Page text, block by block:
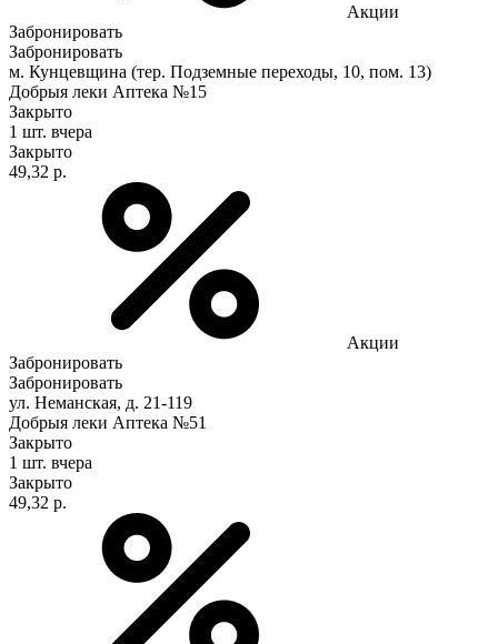
Акции
Забронировать
Забронировать
м. Кунцевщина (тер. Подземные переходы, 10, пом. 13)
Добрыя леки Аптека №15
Закрыто
1 шт. вчера
Закрыто
49,32 р.
Акции
Забронировать
Забронировать
ул. Неманская, д. 21-119
Добрыя леки Аптека №51
Закрыто
1 шт. вчера
Закрыто
49,32 р.